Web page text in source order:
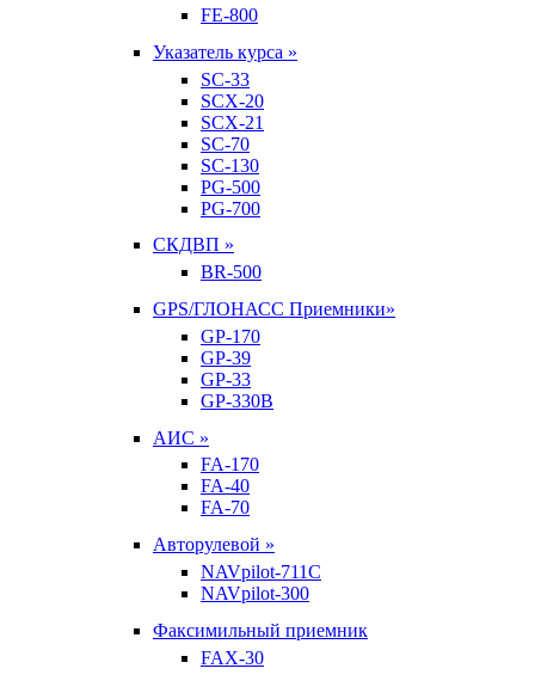
FE-800
Указатель курса »
SC-33
SCX-20
SCX-21
SC-70
SC-130
PG-500
PG-700
СКДВП »
BR-500
GPS/ГЛОНАСС Приемники»
GP-170
GP-39
GP-33
GP-330B
АИС »
FA-170
FA-40
FA-70
Авторулевой »
NAVpilot-711С
NAVpilot-300
Факсимильный приемник
FAX-30